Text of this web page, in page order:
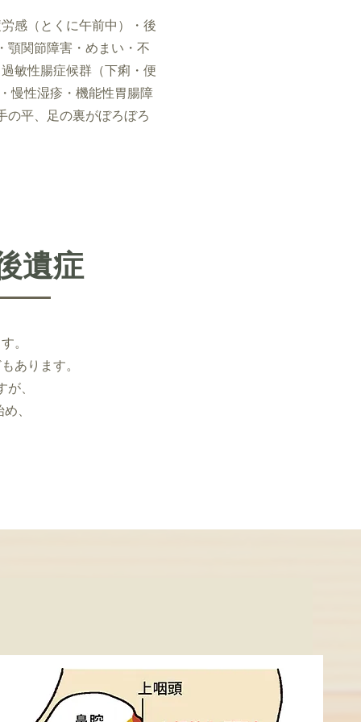
感（とくに午前中）・後
顎関節障害・めまい・不
敏性腸症候群（下痢・便
慢性湿疹・機能性胃腸障
の平、足の裏がぼろぼろ
遺症
。
あります。
、
、